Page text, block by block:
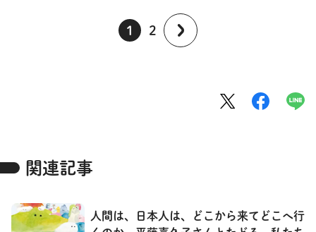
1 2
関連記事
人間は、日本人は、どこから来てどこへ行